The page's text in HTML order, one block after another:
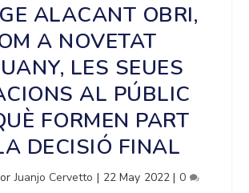
ALACANT OBRI,
A NOVETAT
LES SEUES
AL PÚBLIC
FORMEN PART
DECISIÓ FINAL
Juanjo Cervetto | 22 May 2022|0